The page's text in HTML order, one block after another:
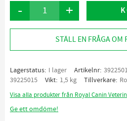
+
-
STÄLL EN FRÅGA OM
Lagerstatus I lager Artikelnr
39225015
Vikt 1,5 kg Tillverkare
Visa alla produkter från Royal Canin
Ge ett omdöme!